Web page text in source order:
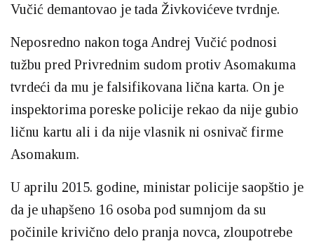
Vučić demantovao je tada Živkovićeve tvrdnje.
Neposredno nakon toga Andrej Vučić podnosi
tužbu pred Privrednim sudom protiv Asomakuma
tvrdeći da mu je falsifikovana lična karta. On je
inspektorima poreske policije rekao da nije gubio
ličnu kartu ali i da nije vlasnik ni osnivač firme
Asomakum.
U aprilu 2015. godine, ministar policije saopštio je
da je uhapšeno 16 osoba pod sumnjom da su
počinile krivično delo pranja novca, zloupotrebe